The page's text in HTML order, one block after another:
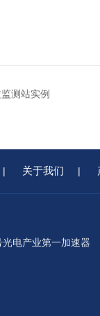
测站实例
| 关于我们 |
电产业第一加速器